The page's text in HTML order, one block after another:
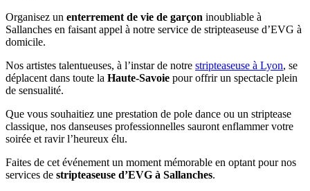
Organisez un enterrement de vie de garçon inoubliable à
Sallanches en faisant appel à notre service de stripteaseuse d’EVG à
domicile.
Nos artistes talentueuses, à l’instar de notre stripteaseuse à Lyon, se
déplacent dans toute la Haute-Savoie pour offrir un spectacle plein
de sensualité.
Que vous souhaitiez une prestation de pole dance ou un striptease
classique, nos danseuses professionnelles sauront enflammer votre
soirée et ravir l’heureux élu.
Faites de cet événement un moment mémorable en optant pour nos
services de stripteaseuse d’EVG à Sallanches.